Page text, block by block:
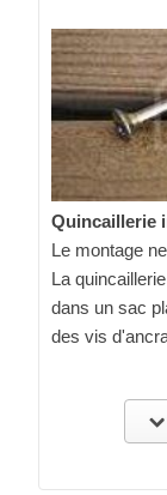
Quincaillerie
Le montage
La
dans un sac
des vis